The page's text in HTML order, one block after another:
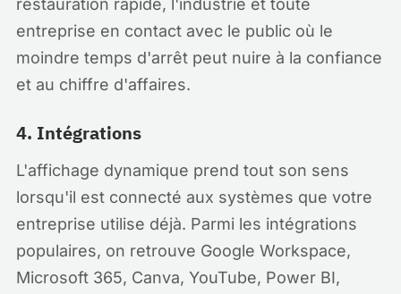
restauration rapide, l'industrie et toute
entreprise en contact avec le public où le
moindre temps d'arrêt peut nuire à la confiance
et au chiffre d'affaires.
4. Intégrations
L'affichage dynamique prend tout son sens
lorsqu'il est connecté aux systèmes que votre
entreprise utilise déjà. Parmi les intégrations
populaires, on retrouve Google Workspace,
Microsoft 365, Canva, YouTube, Power BI,